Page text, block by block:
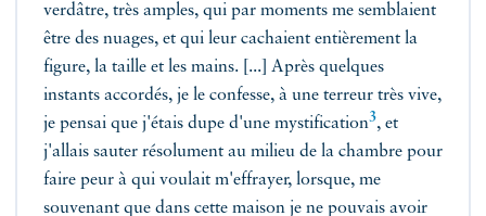
verdâtre, très amples, qui par moments me semblaient
être des nuages, et qui leur cachaient entièrement la
figure, la taille et les mains. [...] Après quelques
instants accordés, je le confesse, à une terreur très vive,
je pensai que j'étais dupe d'une mystification3, et
j'allais sauter résolument au milieu de la chambre pour
faire peur à qui voulait m'effrayer, lorsque, me
souvenant que dans cette maison je ne pouvais avoir